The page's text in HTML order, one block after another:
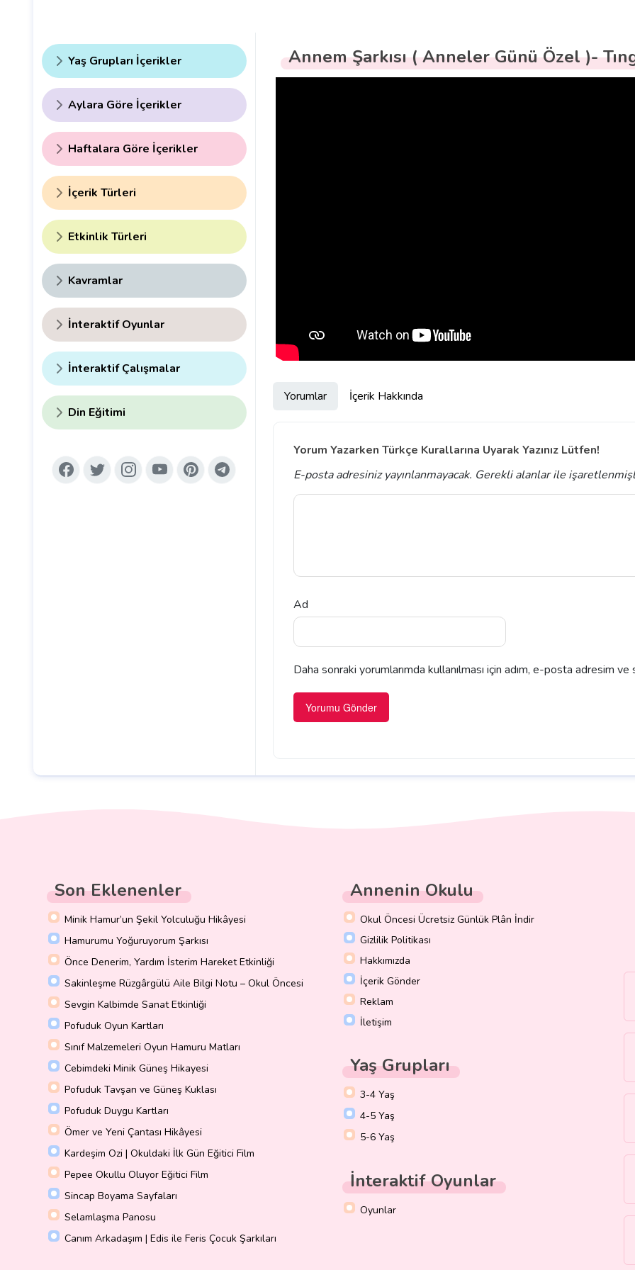
Yaş Grupları İçerikler
Aylara Göre İçerikler
Haftalara Göre İçerikler
İçerik Türleri
Etkinlik Türleri
Kavramlar
İnteraktif Oyunlar
İnteraktif Çalışmalar
Din Eğitimi
Annem Şarkısı ( Anneler Günü Özel )-
Yorumlar İçerik Hakkında
Yorum Yazarken Türkçe Kurallarına Uyarak Yazınız Lütfen!
E-posta adresiniz yayınlanmayacak. Gerekli alanlarile
Ad
Daha sonraki yorumlarımda kullanılması için adım, e-posta adresim
Son Eklenenler
Minik Hamur’un Şekil Yolculuğu Hikâyesi
Hamurumu Yoğuruyorum Şarkısı
Önce Denerim, Yardım İsterim Hareket Etkinliği
Sakinleşme Rüzgârgülü Aile Bilgi Notu – Okul Öncesi
Sevgin Kalbimde Sanat Etkinliği
Pofuduk Oyun Kartları
Sınıf Malzemeleri Oyun Hamuru Matları
Cebimdeki Minik Güneş Hikayesi
Pofuduk Tavşan ve Güneş Kuklası
Pofuduk Duygu Kartları
Ömer ve Yeni Çantası Hikâyesi
Kardeşim Ozi | Okuldaki İlk Gün Eğitici Film
Pepee Okullu Oluyor Eğitici Film
Sincap Boyama Sayfaları
Selamlaşma Panosu
Canım Arkadaşım | Edis ile Feris Çocuk Şarkıları
Annenin Okulu
Okul Öncesi Ücretsiz Günlük Plân İndir
Gizlilik Politikası
Hakkımızda
İçerik Gönder
Reklam
İletişim
Yaş Grupları
3-4 Yaş
4-5 Yaş
5-6 Yaş
İnteraktif Oyunlar
Oyunlar